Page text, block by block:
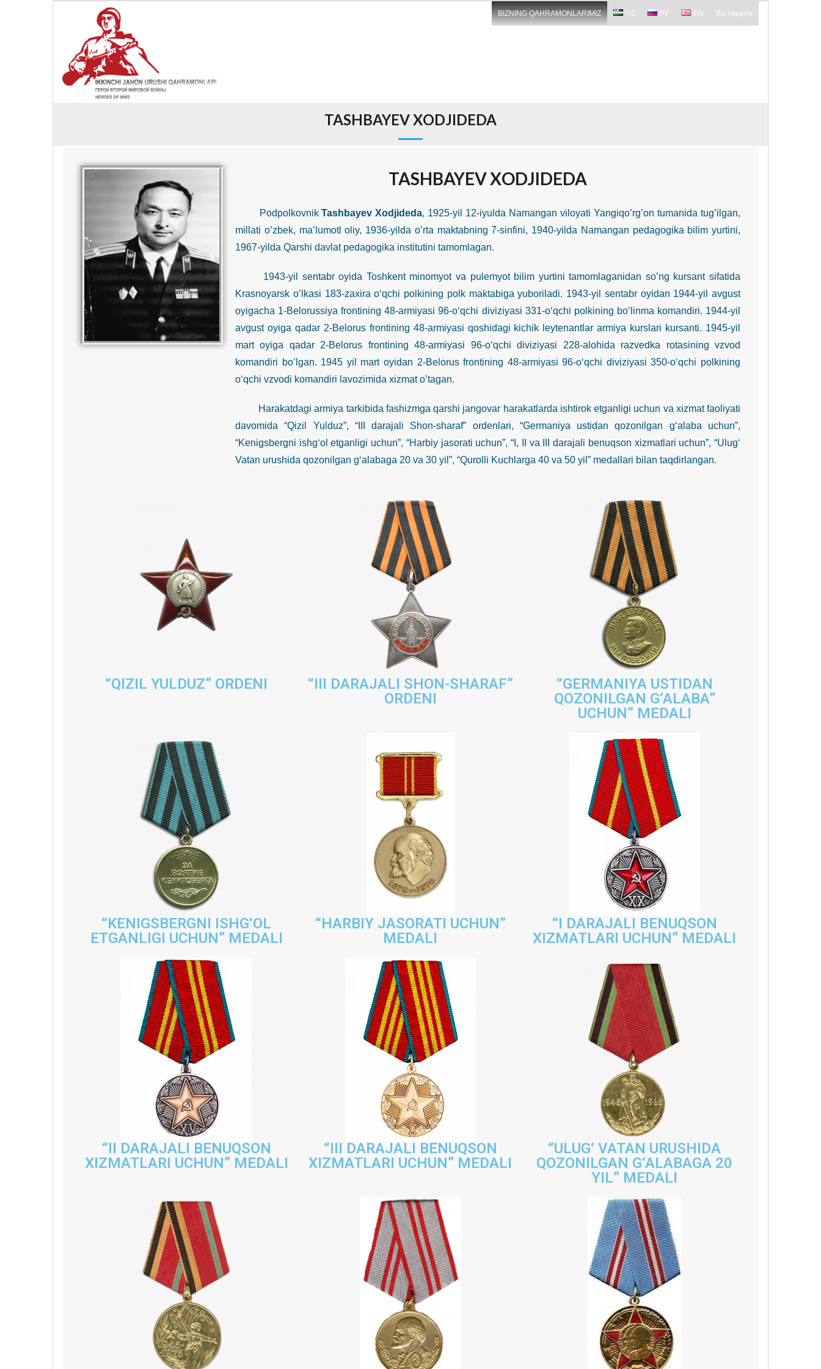
BIZNING QAHRAMONLARIMIZ UZ РУ EN Biz Haqida
TASHBAYEV XODJIDEDA
TASHBAYEV XODJIDEDA
PodpolkovnikTashbayev Xodjideda, 1925-yil 12-iyulda Namangan viloyati Yangiqo’rg’on tumanida tug’ilgan,
millati o’zbek, ma’lumotl oliy, 1936-yilda o’rta maktabning 7-sinfini, 1940-yilda Namangan pedagogika bilim yurtini,
1967-yilda Qarshi davlat pedagogika institutini tamomlagan.
1943-yil sentabr oyida Toshkent minomyot va pulemyot bilim yurtini tamomlaganidan so’ng kursant sifatida
Krasnoyarsk o’lkasi 183-zaxira o‘qchi polkining polk maktabiga yuboriladi. 1943-yil sentabr oyidan 1944-yil avgust
oyigacha 1-Belorussiya frontining 48-armiyasi 96-o‘qchi diviziyasi 331-o‘qchi polkining bo’linma komandiri. 1944-yil
avgust oyiga qadar 2-Belorus frontining 48-armiyasi qoshidagi kichik leytenantlar armiya kurslari kursanti. 1945-yil
mart oyiga qadar 2-Belorus frontining 48-armiyasi 96-o‘qchi diviziyasi 228-alohida razvedka rotasining vzvod
komandiri bo’lgan. 1945 yil mart oyidan 2-Belorus frontining 48-armiyasi 96-o‘qchi diviziyasi 350-o‘qchi polkining
o‘qchi vzvodi komandiri lavozimida xizmat o’tagan.
Harakatdagi armiya tarkibida fashizmga qarshi jangovar harakatlarda ishtirok etganligi uchun va xizmat faoliyati
davomida “Qizil Yulduz”, “III darajali Shon-sharaf” ordenlari, “Germaniya ustidan qozonilgan g‘alaba uchun”,
“Kenigsbergni ishg‘ol etganligi uchun”, “Harbiy jasorati uchun”, “I, II va III darajali benuqson xizmatlari uchun”, “Ulug‘
Vatan urushida qozonilgan g‘alabaga 20 va 30 yil”, “Qurolli Kuchlarga 40 va 50 yil” medallari bilan taqdirlangan.
“QIZIL YULDUZ” ORDENI
“III DARAJALI SHON-SHARAF”
ORDENI
“GERMANIYA USTIDAN
QOZONILGAN G‘ALABA”
UCHUN” MEDALI
“KENIGSBERGNI ISHG‘OL
ETGANLIGI UCHUN” MEDALI
“HARBIY JASORATI UCHUN”
MEDALI
“I DARAJALI BENUQSON
XIZMATLARI UCHUN” MEDALI
“II DARAJALI BENUQSON
XIZMATLARI UCHUN” MEDALI
“III DARAJALI BENUQSON
XIZMATLARI UCHUN” MEDALI
“ULUG‘ VATAN URUSHIDA
QOZONILGAN G‘ALABAGA 20
YIL” MEDALI